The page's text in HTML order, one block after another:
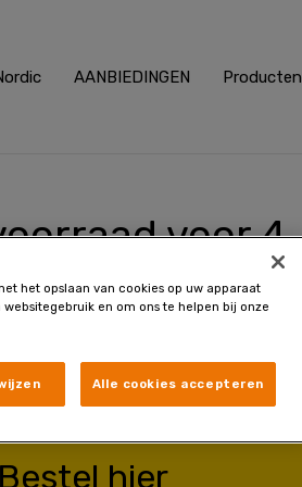
AANBIEDINGEN Producten
voor 4
€ 49,90.
Bestel hier
het opslaan van cookies op uw apparaat
en om ons te helpen bij onze
Alle cookies accepteren